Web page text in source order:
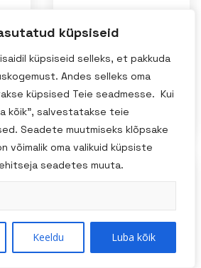
küpsiseid
küpsiseid selleks, et pakkuda
Andes selleks oma
küpsised Teie seadmesse. Kui
kõik", salvestatakse teie
Seadete muutmiseks klõpsake
võimalik oma valikuid küpsiste
seadetes muuta.
Keeldu Luba kõik
Alce Nero mahe
durumnisust
Rigatoni
Gragnano P.G.I.
500g